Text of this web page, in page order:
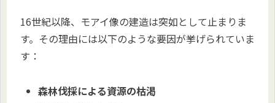
16世紀以降、モアイ像の建造は突如として止まりま
す。その理由には以下のような要因が挙げられていま
す：
森林伐採による資源の枯渇